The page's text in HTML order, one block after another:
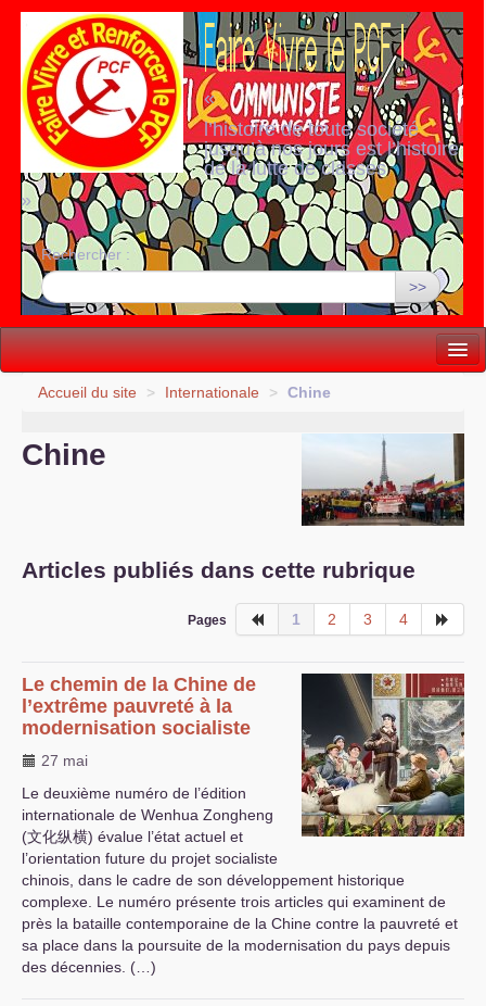
«
l’histoire de toute société
jusqu’à nos jours est l’histoire
de la lutte de classes
»
Rechercher :
>>
Vie politique
Comprendre...
Accueil du site > Internationale > Chine
Chine
Articles publiés dans cette rubrique
Pages 1 2 3 4
Le chemin de la Chine de
l’extrême pauvreté à la
modernisation socialiste
27 mai
Le deuxième numéro de l’édition
internationale de Wenhua Zongheng
(文化纵横) évalue l’état actuel et
l’orientation future du projet socialiste
chinois, dans le cadre de son développement historique
complexe. Le numéro présente trois articles qui examinent de
près la bataille contemporaine de la Chine contre la pauvreté et
sa place dans la poursuite de la modernisation du pays depuis
des décennies. (…)